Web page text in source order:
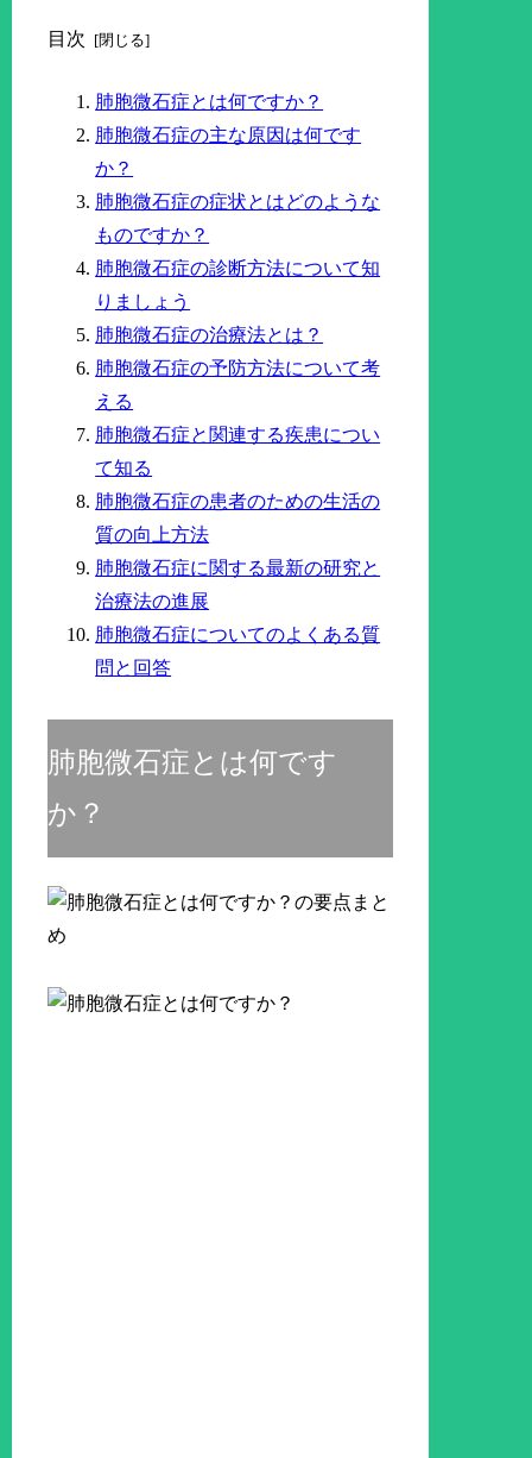
目次
肺胞微石症とは何ですか？
肺胞微石症の主な原因は何です
か？
肺胞微石症の症状とはどのような
ものですか？
肺胞微石症の診断方法について知
りましょう
肺胞微石症の治療法とは？
肺胞微石症の予防方法について考
える
肺胞微石症と関連する疾患につい
て知る
肺胞微石症の患者のための生活の
質の向上方法
肺胞微石症に関する最新の研究と
治療法の進展
肺胞微石症についてのよくある質
問と回答
肺胞微石症とは何です
か？